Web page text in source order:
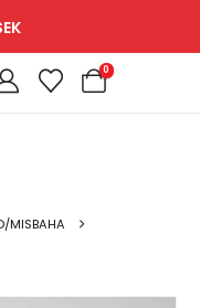
14 dagar
0
MISBAHA